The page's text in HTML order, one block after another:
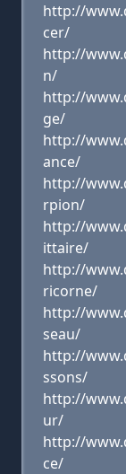
http://
cer/
http://
n/
http://
ge/
http://
ance/
http://
rpion/
http://
ittaire/
http://
ricorne/
http://
seau/
http://
ssons/
http://
ur/
http://
ce/